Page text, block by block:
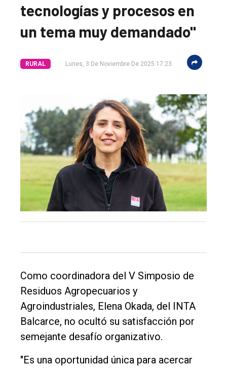
El
Balcarce
Inicio
Tendencia
General
Política
Rural
Deportes
Fúnebres
Edición
Empresa
tecnologías y procesos en
un tema muy demandado"
RURAL Lunes, 3 De Noviembre De 2025 17:23
Como coordinadora del V Simposio de
Residuos Agropecuarios y
Agroindustriales, Elena Okada, del INTA
Balcarce, no ocultó su satisfacción por
semejante desafío organizativo.
"Es una oportunidad única para acercar